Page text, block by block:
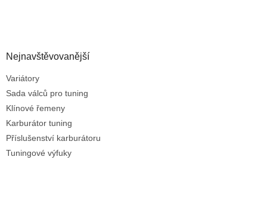
Nejnavštěvovanější
Variátory
Sada válců pro tuning
Klínové řemeny
Karburátor tuning
Příslušenství karburátoru
Tuningové výfuky